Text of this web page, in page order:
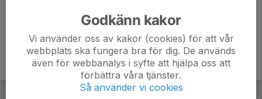
Godkänn kakor
Vi använder oss av kakor (cookies) för att vår
webbplats ska fungera bra för dig. De används
även för webbanalys i syfte att hjälpa oss att
förbättra våra tjänster.
Så använder vi cookies